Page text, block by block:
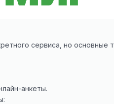
сервиса, но основные
анкеты.